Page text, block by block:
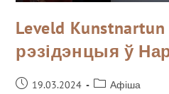
Leveld
рэзідэнцыя ў
19.03.2024 Афіша